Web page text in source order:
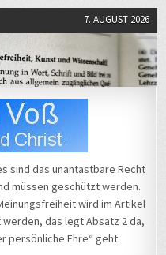
7. AUGUST 2026
sind das unantastbare Recht
müssen geschützt werden.
wird im Artikel
das legt Absatz 2 da,
persönliche Ehre“ geht.